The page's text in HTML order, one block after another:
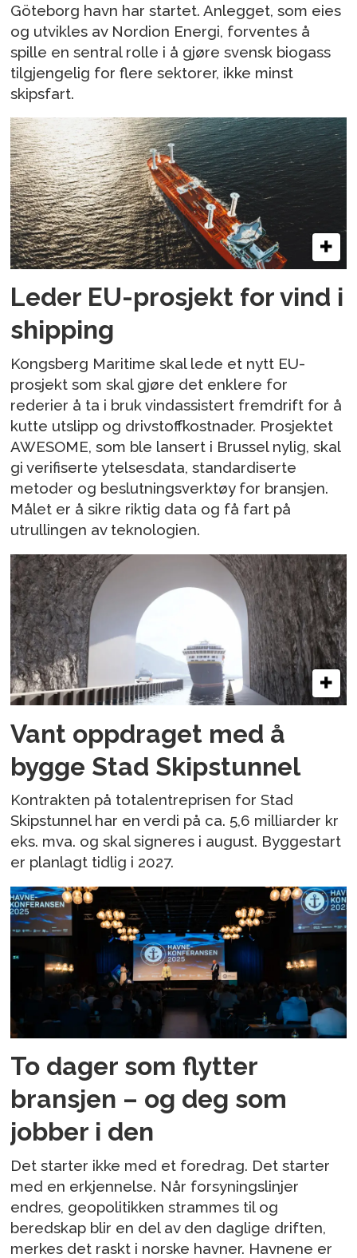
Göteborg havn har startet. Anlegget, som eies
og utvikles av Nordion Energi, forventes å
spille en sentral rolle i å gjøre svensk biogass
tilgjengelig for flere sektorer, ikke minst
skipsfart.
Leder EU-prosjekt for vind i
shipping
Kongsberg Maritime skal lede et nytt EU-
prosjekt som skal gjøre det enklere for
rederier å ta i bruk vindassistert fremdrift for å
kutte utslipp og drivstoffkostnader. Prosjektet
AWESOME, som ble lansert i Brussel nylig, skal
gi verifiserte ytelsesdata, standardiserte
metoder og beslutningsverktøy for bransjen.
Målet er å sikre riktig data og få fart på
utrullingen av teknologien.
Vant oppdraget med å
bygge Stad Skipstunnel
Kontrakten på totalentreprisen for Stad
Skipstunnel har en verdi på ca. 5,6 milliarder kr
eks. mva. og skal signeres i august. Byggestart
er planlagt tidlig i 2027.
To dager som flytter
bransjen – og deg som
jobber i den
Det starter ikke med et foredrag. Det starter
med en erkjennelse. Når forsyningslinjer
endres, geopolitikken strammes til og
beredskap blir en del av den daglige driften,
merkes det raskt i norske havner. Havnene er